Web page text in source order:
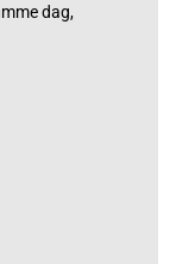
dag,